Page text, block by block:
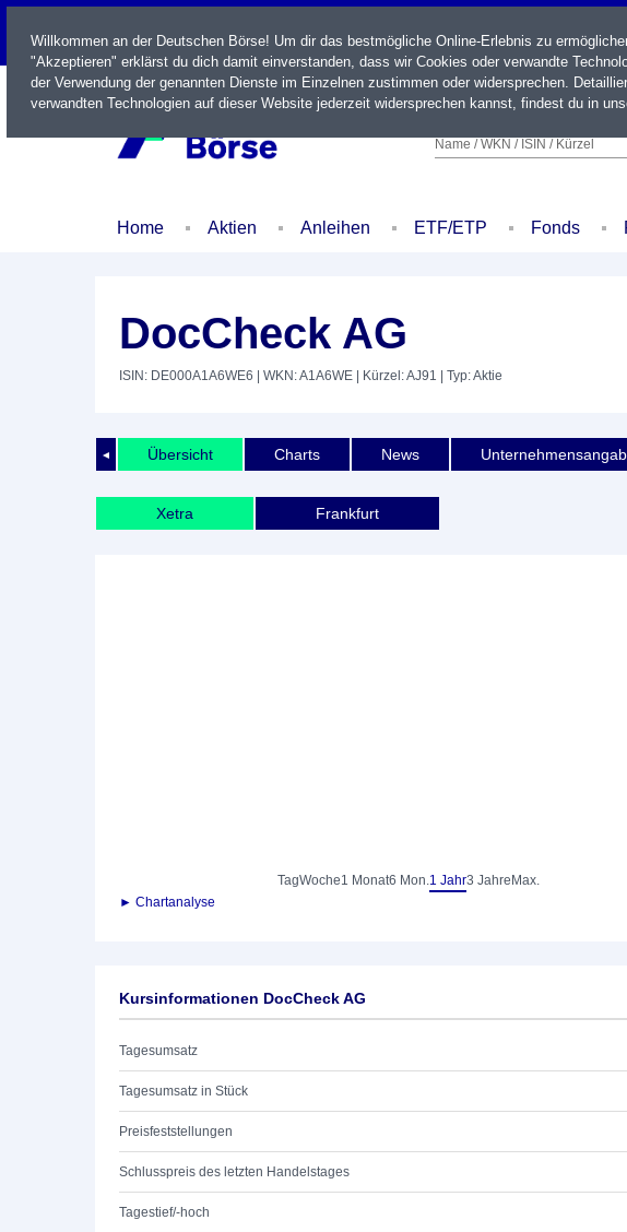
LIVE
Name / WKN / ISIN / Kürzel
Home Aktien Anleihen ETF/ETP Fonds
DocCheck AG
ISIN: DE000A1A6WE6 | WKN: A1A6WE | Kürzel: AJ91 | Typ: Aktie
◄ Übersicht Charts News
Xetra Frankfurt
TagWoche1 Monat6 Mon.1 Jahr3 Jahre Max.
► Chartanalyse
Kursinformationen DocCheck AG
Tagesumsatz
Tagesumsatz in Stück
Preisfeststellungen
Schlusspreis des letzten Handelstages
Tagestief/-hoch
Willkommen an der Deutschen Börse! Um dir das bestmögliche Online-Erlebnis zu
"Akzeptieren" erklärst du dich damit einverstanden, dass wir Cookies oder verwandte
der Verwendung der genannten Dienste im Einzelnen zustimmen oder widersprechen.
verwandten Technologien auf dieser Website jederzeit widersprechen kannst, findest du in